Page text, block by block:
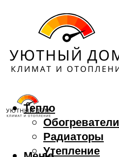
Тепло
Обогреватели
Радиаторы
Утепление